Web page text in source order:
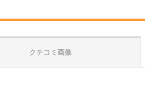
クチコミ画像